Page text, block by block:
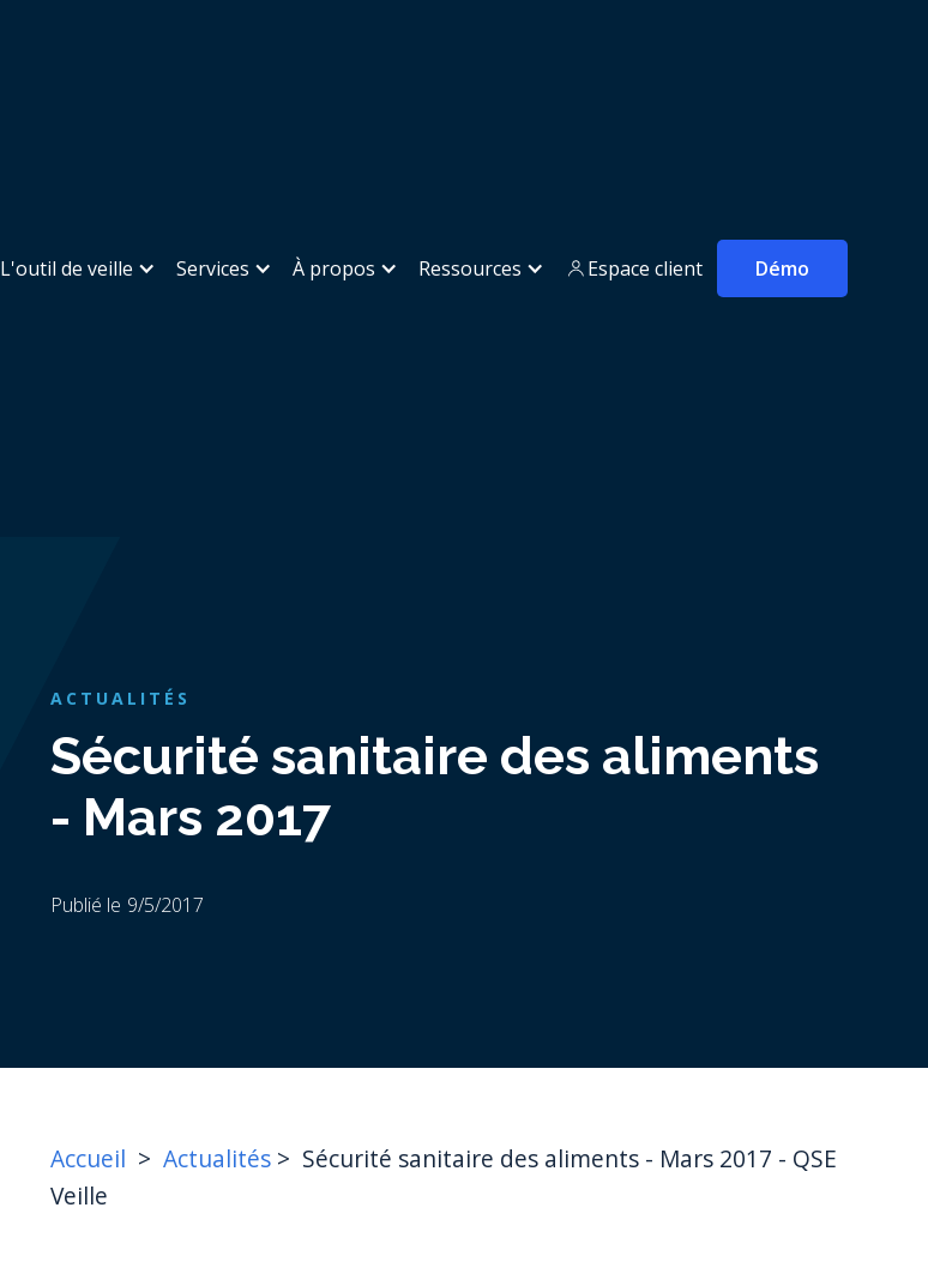
L'outil de veille Services À propos Ressources Espace client Démo
ACTUALITÉS
Sécurité sanitaire des aliments
- Mars 2017
Publié le 9/5/2017
Accueil > Actualités > Sécurité sanitaire des aliments - Mars 2017 - QSE
Veille